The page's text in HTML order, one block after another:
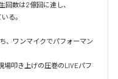
数は2億回に達し、
る。
、ワンマイクでパフォーマン
場叩き上げの圧巻のLIVEパフ